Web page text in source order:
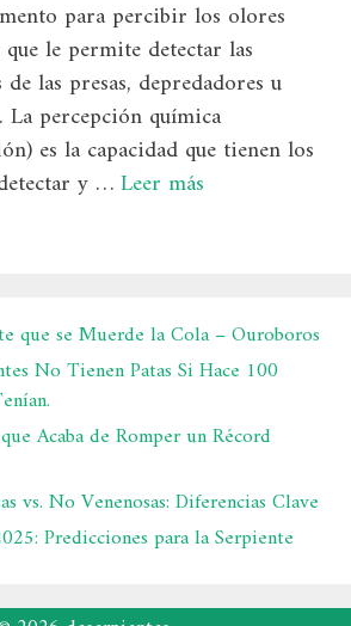
para percibir los olores
le permite detectar las
de las presas, depredadores u
La percepción química
es la capacidad que tienen los
y …Leer más
que se Muerde la Cola – Ouroboros
No Tienen Patas Si Hace 100
Acaba de Romper un Récord
vs. No Venenosas: Diferencias Clave
Predicciones para la Serpiente